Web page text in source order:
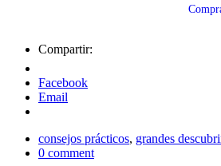
Compartir:
Facebook
Email
consejos prácticos, grandes
0 comment